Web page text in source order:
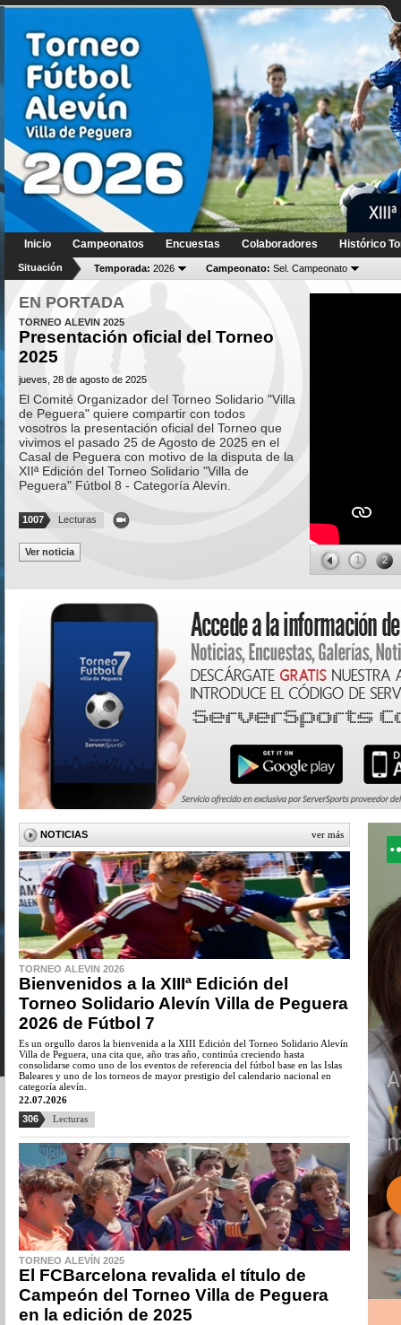
Inicio Campeonatos Encuestas Colaboradores Histórico
Situación Temporada: 2026 Campeonato: Sel. Campeonato
EN PORTADA
TORNEO ALEVIN 2025
Presentación oficial del Torneo
2025
jueves, 28 de agosto de 2025
El Comité Organizador del Torneo Solidario "Villa
de Peguera" quiere compartir con todos
vosotros la presentación oficial del Torneo que
vivimos el pasado 25 de Agosto de 2025 en el
Casal de Peguera con motivo de la disputa de la
XIIª Edición del Torneo Solidario "Villa de
Peguera" Fútbol 8 - Categoría Alevín.
1007 Lecturas
Ver noticia
1 2
NOTICIAS ver más
TORNEO ALEVIN 2026
Bienvenidos a la XIIIª Edición del
Torneo Solidario Alevín Villa de Peguera
2026 de Fútbol 7
Es un orgullo daros la bienvenida a la XIII Edición del Torneo Solidario Alevín
Villa de Peguera, una cita que, año tras año, continúa creciendo hasta
consolidarse como uno de los eventos de referencia del fútbol base en las Islas
Baleares y uno de los torneos de mayor prestigio del calendario nacional en
categoría alevín.
22.07.2026
306
Lecturas
TORNEO ALEVÍN 2025
El FCBarcelona revalida el título de
Campeón del Torneo Villa de Peguera
en la edición de 2025